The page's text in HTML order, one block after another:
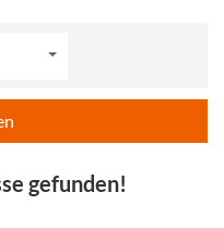
gefunden!